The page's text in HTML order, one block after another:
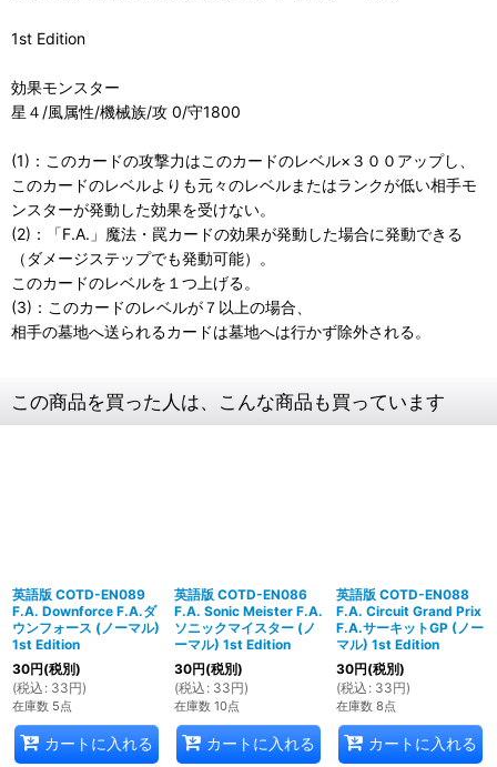
1st Edition
効果モンスター
星４/風属性/機械族/攻 0/守1800
(1)：このカードの攻撃力はこのカードのレベル×３００アップし、
このカードのレベルよりも元々のレベルまたはランクが低い相手モ
ンスターが発動した効果を受けない。
(2)：「F.A.」魔法・罠カードの効果が発動した場合に発動できる
（ダメージステップでも発動可能）。
このカードのレベルを１つ上げる。
(3)：このカードのレベルが７以上の場合、
相手の墓地へ送られるカードは墓地へは行かず除外される。
この商品を買った人は、こんな商品も買っています
英語版 COTD-EN089
F.A. Downforce F.A.ダ
ウンフォース (ノーマル)
1st Edition
30円(税別)
(税込 : 33円)
在庫数 5点
カートに入れる
英語版 COTD-EN086
F.A. Sonic Meister F.A.
ソニックマイスター (ノ
ーマル) 1st Edition
30円(税別)
(税込 : 33円)
在庫数 10点
カートに入れる
英語版 COTD-EN088
F.A. Circuit Grand Prix
F.A.サーキットGP (ノー
マル) 1st Edition
30円(税別)
(税込 : 33円)
在庫数 8点
カートに入れる